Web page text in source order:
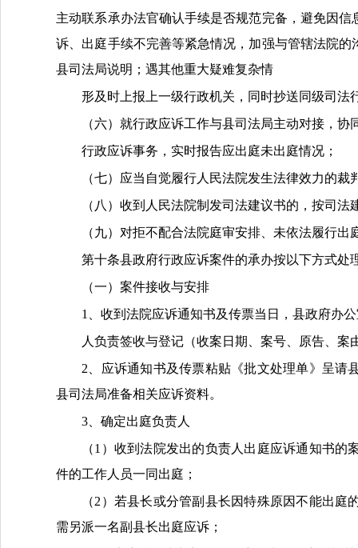
主动联系承办法官确认手续是否规范完备，避免因
诉、出庭手续不完善等紧急情况，加强与管辖法院
县司法局说明；遇其他重大疑难复杂情
形及时上报上一级行政机关，同时抄送同级司法
（六）就行政应诉工作与县司法局主动对接，协
行政应诉事务，实时报告应出庭未出庭情况；
（七）应当自觉履行人民法院发生法律效力的
（八）收到人民法院制发司法建议书的，按司
（九）对拒不配合法院庭审安排、未依法履行
第十条县政府行政应诉案件的承办按以下方式处
（一）案件接收与安排
1、收到法院应诉通知书及传票当日 ，县政府办
人负责签收与登记 （收案日期、案号、原告、案
2、 应诉通知书及传票粘贴 《批文处理单》 呈请
县司法局准备相关应诉资料。
3、确定出庭负责人
（1 ）收到法院发出的负责人出庭应诉通知书的
件的工作人员一同出庭；
（2） 若县长或分管副县长因特殊原因不能出庭
需另派一名副县长出庭应诉；